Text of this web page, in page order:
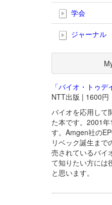
学会
ジャーナル
「バイオ・トゥデ
NTT出版 | 1600円
バイオを応用して
た本です。2001
す。Amgen社の
リベック誕生まで
売されているバイ
て知りたい方には
と思います。